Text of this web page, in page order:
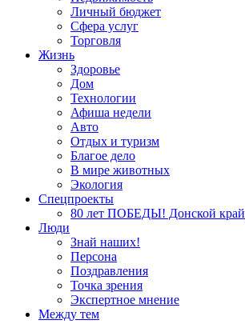
Личный бюджет
Сфера услуг
Торговля
Жизнь
Здоровье
Дом
Технологии
Афиша недели
Авто
Отдых и туризм
Благое дело
В мире животных
Экология
Спецпроекты
80 лет ПОБЕДЫ! Донской край
Люди
Знай наших!
Персона
Поздравления
Точка зрения
Экспертное мнение
Между тем